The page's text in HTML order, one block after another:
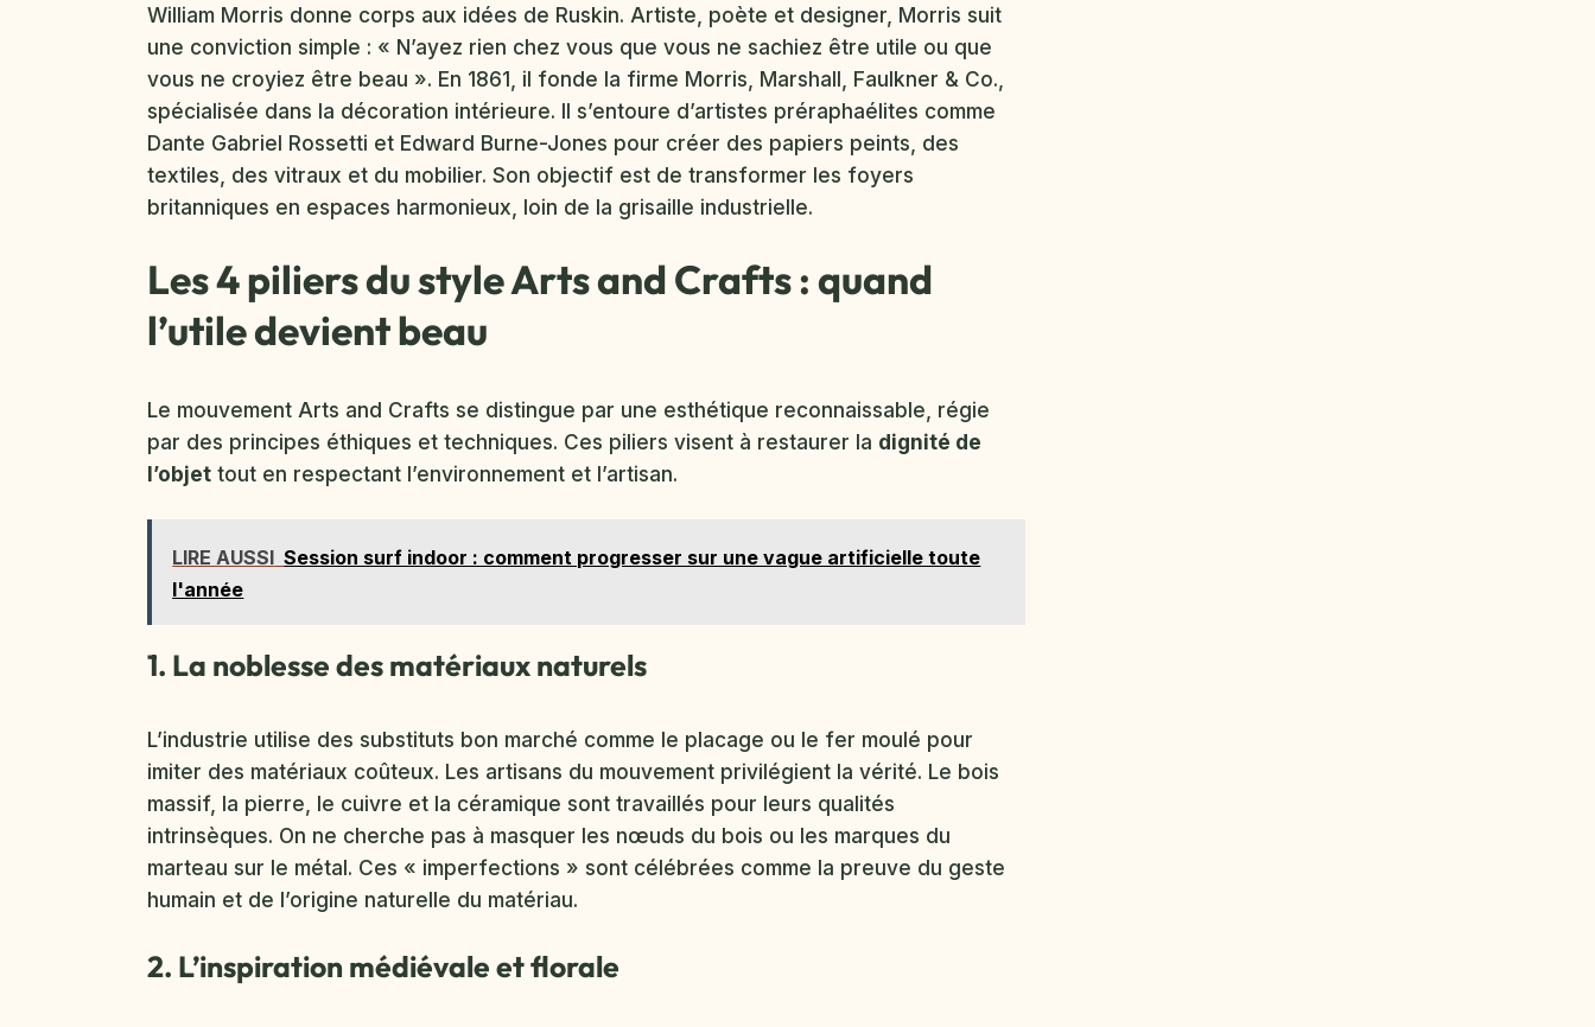
William Morris donne corps aux idées de Ruskin. Artiste, poète et designer, Morris suit
une conviction simple : « N’ayez rien chez vous que vous ne sachiez être utile ou que
vous ne croyiez être beau ». En 1861, il fonde la firme Morris, Marshall, Faulkner & Co.,
spécialisée dans la décoration intérieure. Il s’entoure d’artistes préraphaélites comme
Dante Gabriel Rossetti et Edward Burne-Jones pour créer des papiers peints, des
textiles, des vitraux et du mobilier. Son objectif est de transformer les foyers
britanniques en espaces harmonieux, loin de la grisaille industrielle.
Les 4 piliers du style Arts and Crafts : quand
l’utile devient beau
Le mouvement Arts and Crafts se distingue par une esthétique reconnaissable, régie
par des principes éthiques et techniques. Ces piliers visent à restaurer la dignité de
l’objet tout en respectant l’environnement et l’artisan.
LIRE AUSSI Session surf indoor : comment progresser sur une vague artificielle toute
l'année
1. La noblesse des matériaux naturels
L’industrie utilise des substituts bon marché comme le placage ou le fer moulé pour
imiter des matériaux coûteux. Les artisans du mouvement privilégient la vérité. Le bois
massif, la pierre, le cuivre et la céramique sont travaillés pour leurs qualités
intrinsèques. On ne cherche pas à masquer les nœuds du bois ou les marques du
marteau sur le métal. Ces « imperfections » sont célébrées comme la preuve du geste
humain et de l’origine naturelle du matériau.
2. L’inspiration médiévale et florale